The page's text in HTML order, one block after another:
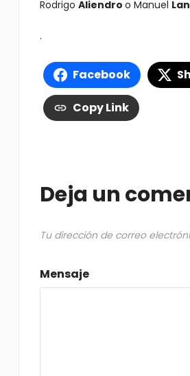
Rodrigo Aliendro o Manuel
.
Facebook
Copy Link
Deja un
Tu dirección de correo
Mensaje